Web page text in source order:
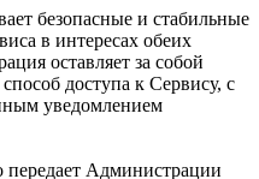
безопасные и стабильные
в интересах обеих
оставляет за собой
доступа к Сервису, с
уведомлением
передает Администрации